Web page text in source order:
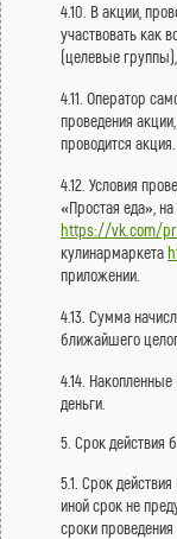
4.10. В акции,
участвовать как
(целевые
4.11. Оператор
проведения
проводится акция.
4.12. Условия
«Простая еда»,
https://vk.com/
кулинармаркета
приложении.
4.13. Сумма
ближайшего
4.14.
деньги.
5. Срок действия
5.1. Срок
иной срок не
сроки